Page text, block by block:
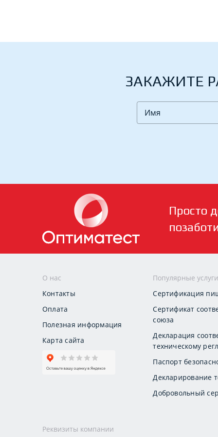
ЗАКАЖИТЕ
Просто
О нас
Контакты
Оплата
Полезная информация
Карта сайта
Популярные услуги
Сертификация
Сертификат
союза
Декларация
техническому
Паспорт
Декларирование
Добровольный
Реквизиты компании